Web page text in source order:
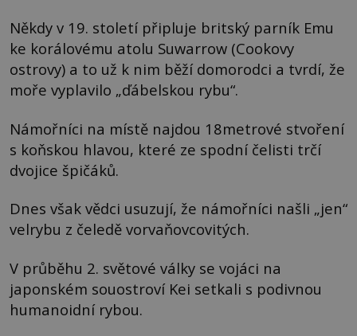
Někdy v 19. století připluje britský parník Emu
ke korálovému atolu Suwarrow (Cookovy
ostrovy) a to už k nim běží domorodci a tvrdí, že
moře vyplavilo „ďábelskou rybu“.
Námořníci na místě najdou 18metrové stvoření
s koňskou hlavou, které ze spodní čelisti trčí
dvojice špičáků.
Dnes však vědci usuzují, že námořníci našli „jen“
velrybu z čeledě vorvaňovcovitých.
V průběhu 2. světové války se vojáci na
japonském souostroví Kei setkali s podivnou
humanoidní rybou.